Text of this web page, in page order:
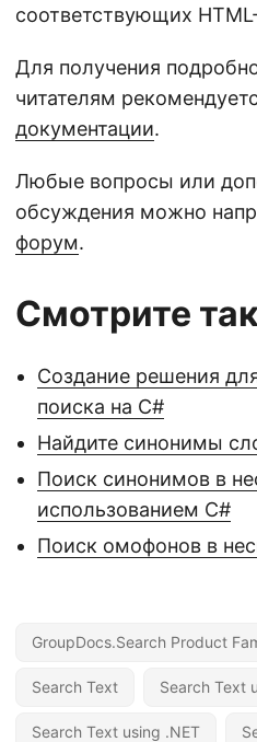
соответствующих
Для получения
читателям
документации.
Любые вопросы или
обсуждения можно
форум.
Смотрите
Создание решения
поиска на C#
Найдите синонимы
Поиск синонимов в
использованием C#
Поиск омофонов в
GroupDocs.Search Product
Search Text Search Text
Search Text using .NET